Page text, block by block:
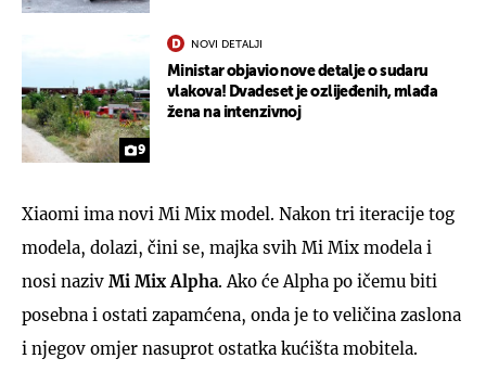
9
NOVI DETALJI
Ministar objavio nove detalje o sudaru
vlakova! Dvadeset je ozlijeđenih, mlađa
žena na intenzivnoj
Xiaomi ima novi Mi Mix model. Nakon tri iteracije tog
modela, dolazi, čini se, majka svih Mi Mix modela i
nosi naziv Mi Mix Alpha. Ako će Alpha po ičemu biti
posebna i ostati zapamćena, onda je to veličina zaslona
i njegov omjer nasuprot ostatka kućišta mobitela.